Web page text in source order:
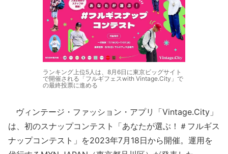
ランキング上位5人は、8月6日に東京ビッグサイト
で開催される「フルギフェスwith Vintage.City」で
の最終投票に進める
ヴィンテージ・ファッション・アプリ「Vintage.City」
は、初のスナップコンテスト「あなたが選ぶ！＃フルギス
ナップコンテスト」を2023年7月18日から開催。運用を